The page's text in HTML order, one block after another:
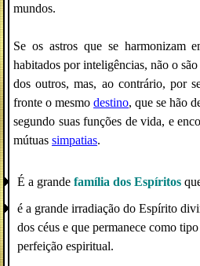
mundos.
Se os astros que se harmonizam
habitados por inteligências, não o
dos outros, mas, ao contrário, por
fronte o mesmo destino, que se hão
segundo suas funções de vida, e
mútuas simpatias.
É a grande família dos Espíritos
é a grande irradiação do Espírito
dos céus e que permanece como
perfeição espiritual.